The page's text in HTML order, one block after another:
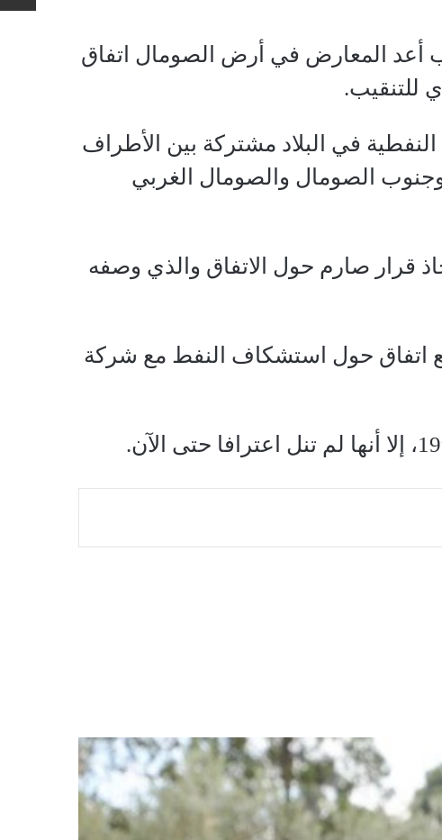
المعارض في أرض الصومال اتفاق
للتنقيب.
في البلاد مشتركة بين الأطراف
الصومال والصومال الغربي
قرار صارم حول الاتفاق والذي وصفه
اتفاق حول استشكاف النفط مع شركة